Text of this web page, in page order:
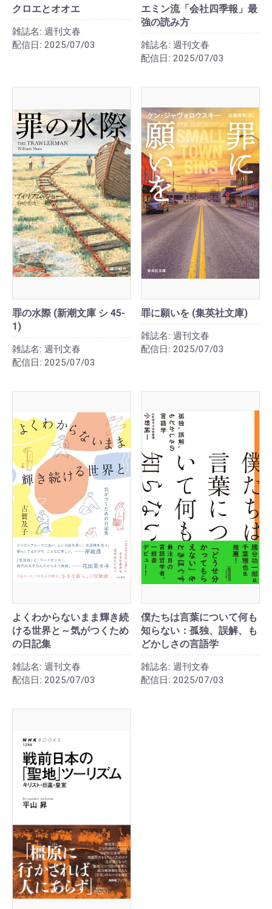
クロエとオオエ
雑誌名: 週刊文春
配信日: 2025/07/03
エミン流「会社四季報」最
強の読み方
雑誌名: 週刊文春
配信日: 2025/07/03
罪の水際 (新潮文庫 シ 45-
1)
雑誌名: 週刊文春
配信日: 2025/07/03
罪に願いを (集英社文庫)
雑誌名: 週刊文春
配信日: 2025/07/03
よくわからないまま輝き続
ける世界と～気がつくため
の日記集
雑誌名: 週刊文春
配信日: 2025/07/03
僕たちは言葉について何も
知らない：孤独、誤解、も
どかしさの言語学
雑誌名: 週刊文春
配信日: 2025/07/03